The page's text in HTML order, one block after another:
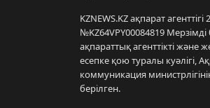
KZNEWS.KZ ақпарат
№KZ64VPY00084819
ақпараттық агенттікті және
есепке қою туралы куәлігі,
коммуникация
берілген.